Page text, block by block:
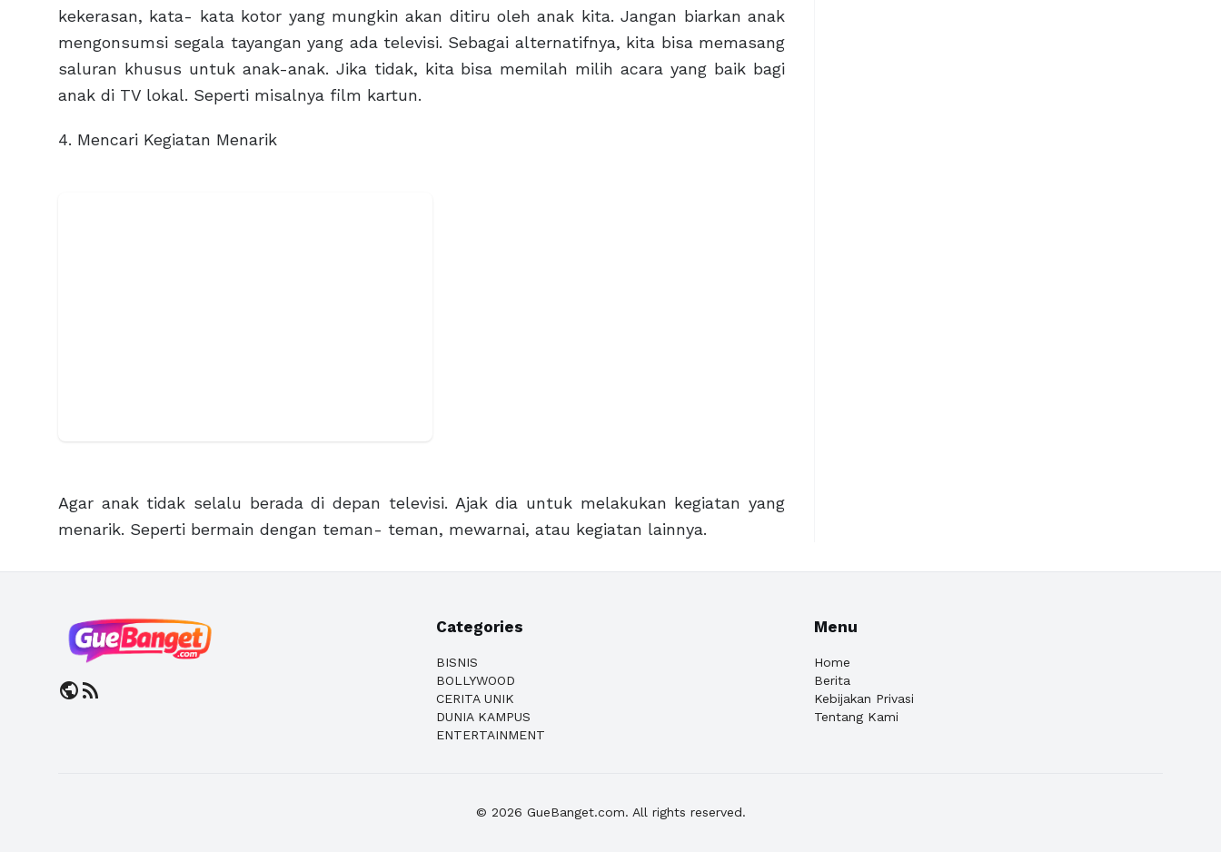
kekerasan, kata- kata kotor yang mungkin akan ditiru oleh anak kita. Jangan biarkan anak
mengonsumsi segala tayangan yang ada televisi. Sebagai alternatifnya, kita bisa memasang
saluran khusus untuk anak-anak. Jika tidak, kita bisa memilah milih acara yang baik bagi
anak di TV lokal. Seperti misalnya film kartun.
4. Mencari Kegiatan Menarik
Agar anak tidak selalu berada di depan televisi. Ajak dia untuk melakukan kegiatan yang
menarik. Seperti bermain dengan teman- teman, mewarnai, atau kegiatan lainnya.
publicrss_feed
Categories
BISNIS
BOLLYWOOD
CERITA UNIK
DUNIA KAMPUS
ENTERTAINMENT
Menu
Home
Berita
Kebijakan Privasi
Tentang Kami
© 2026 GueBanget.com. All rights reserved.